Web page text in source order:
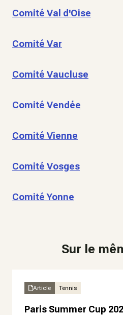
Comité Val d'Oise
Comité Var
Comité Vaucluse
Comité Vendée
Comité Vienne
Comité Vosges
Comité Yonne
Sur le
Article Tennis
Paris Summer Cup